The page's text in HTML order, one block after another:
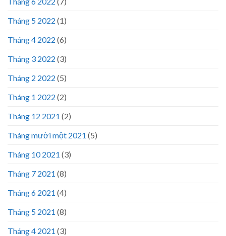
Tháng 5 2022 (1)
Tháng 4 2022 (6)
Tháng 3 2022 (3)
Tháng 2 2022 (5)
Tháng 1 2022 (2)
Tháng 12 2021 (2)
Tháng mười một 2021 (5)
Tháng 10 2021 (3)
Tháng 7 2021 (8)
Tháng 6 2021 (4)
Tháng 5 2021 (8)
Tháng 4 2021 (3)